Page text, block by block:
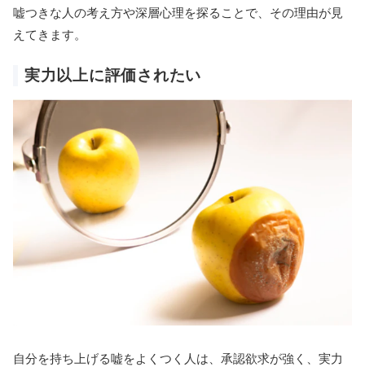
嘘つきな人の考え方や深層心理を探ることで、その理由が見
えてきます。
実力以上に評価されたい
自分を持ち上げる嘘をよくつく人は、承認欲求が強く、実力